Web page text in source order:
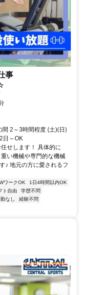
事
2～3時間程度 (土)(日)
日～OK
せします！ 具体的に
い機械や専門的な機械
♪ 地元の方に愛されるフ
ワークOK
1日4時間以内OK
ト自由
学歴不問
なし
経験不問